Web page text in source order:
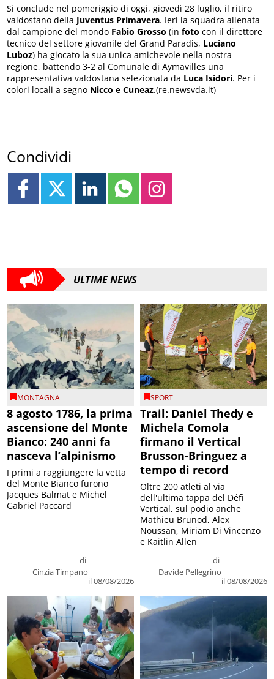
Si conclude nel pomeriggio di oggi, giovedì 28 luglio, il ritiro
valdostano della Juventus Primavera. Ieri la squadra allenata
dal campione del mondo Fabio Grosso (infoto con il direttore
tecnico del settore giovanile del Grand Paradis, Luciano
Luboz) ha giocato la sua unica amichevole nella nostra
regione, battendo 3-2 al Comunale di Aymavilles una
rappresentativa valdostana selezionata da Luca Isidori. Per i
colori locali a segno Nicco eCuneaz.(re.newsvda.it)
Condividi
ULTIME NEWS
MONTAGNA
8 agosto 1786, la prima
ascensione del Monte
Bianco: 240 anni fa
nasceva l’alpinismo
di
Cinzia Timpano
il 08/08/2026
I primi a raggiungere la vetta
del Monte Bianco furono
Jacques Balmat e Michel
Gabriel Paccard
SPORT
Trail: Daniel Thedy e
Michela Comola
firmano il Vertical
Brusson-Bringuez a
tempo di record
di
Davide Pellegrino
il 08/08/2026
Oltre 200 atleti al via
dell'ultima tappa del Défì
Vertical, sul podio anche
Mathieu Brunod, Alex
Noussan, Miriam Di Vincenzo
e Kaitlin Allen